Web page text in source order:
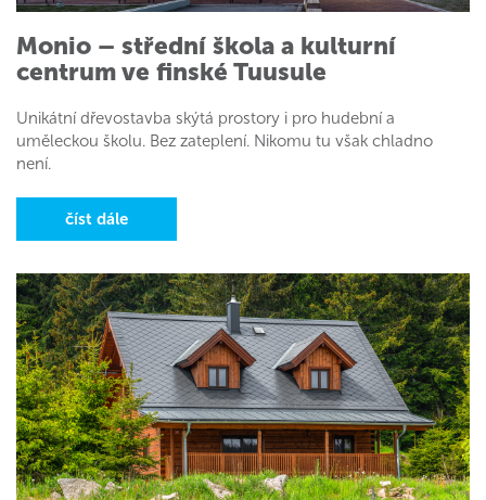
Monio – střední škola a kulturní
centrum ve finské Tuusule
Unikátní dřevostavba skýtá prostory i pro hudební a
uměleckou školu. Bez zateplení. Nikomu tu však chladno
není.
číst dále